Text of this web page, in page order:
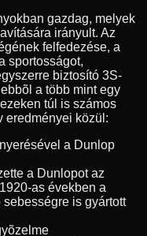
gazdag, melyek
irányult. Az
felfedezése, a
sportosságot,
biztosító 3S-
a több mint egy
túl is számos
eredményei közül:
a Dunlop
a Dunlopot az
as években a
is gyártott